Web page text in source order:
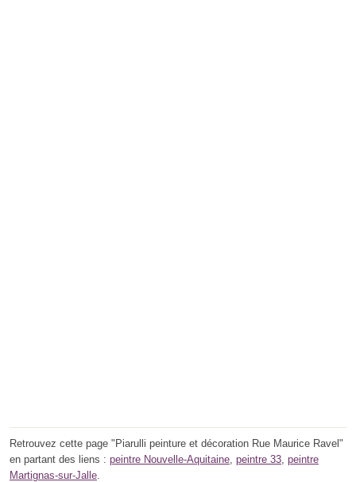
Retrouvez cette page "Piarulli peinture et décoration Rue Maurice Ravel"
en partant des liens : peintre Nouvelle-Aquitaine, peintre 33, peintre
Martignas-sur-Jalle.